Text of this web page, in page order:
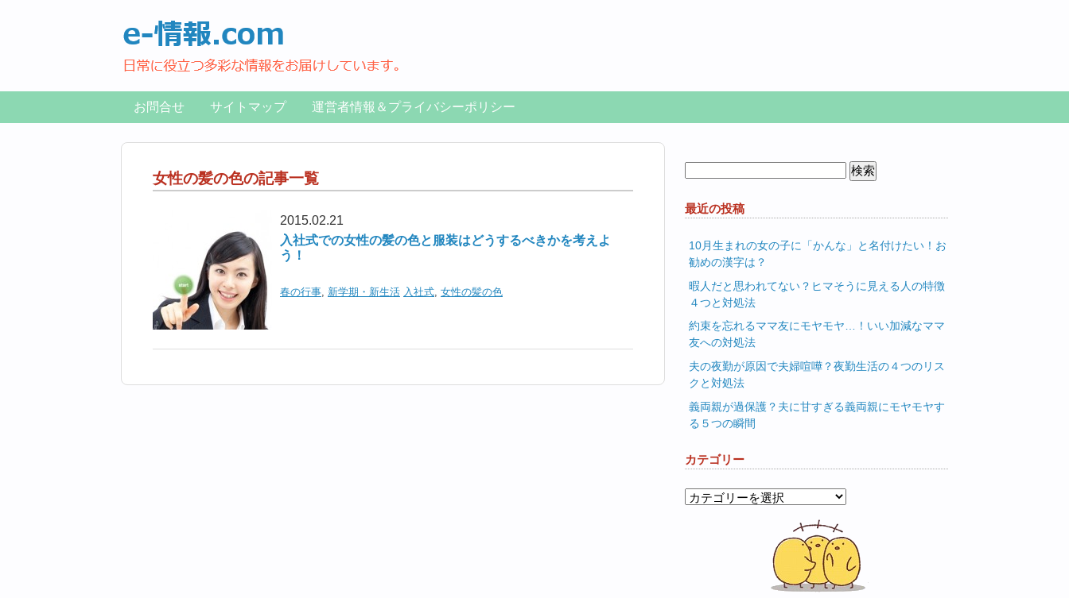
お問合せ サイトマップ 運営者情報＆プライバシーポリシー
女性の髪の色の記事一覧
2015.02.21
入社式での女性の髪の色と服装はどうするべきかを考えよ
う！
春の行事, 新学期・新生活 入社式, 女性の髪の色
最近の投稿
10月生まれの女の子に「かんな」と名付けたい！お
勧めの漢字は？
暇人だと思われてない？ヒマそうに見える人の特徴
４つと対処法
約束を忘れるママ友にモヤモヤ…！いい加減なママ
友への対処法
夫の夜勤が原因で夫婦喧嘩？夜勤生活の４つのリス
クと対処法
義両親が過保護？夫に甘すぎる義両親にモヤモヤす
る５つの瞬間
カテゴリー
カ